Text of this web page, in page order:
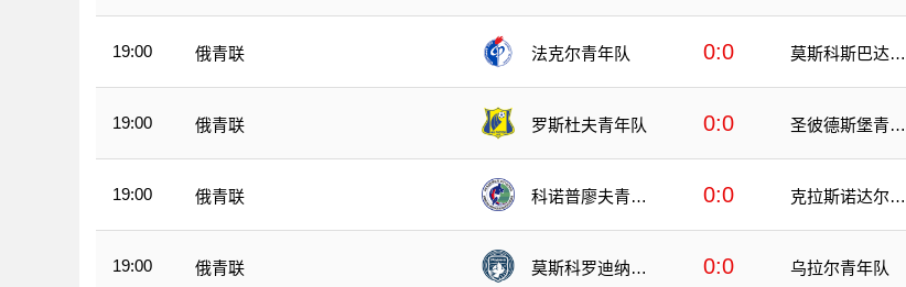
19:00 俄青联 法克尔青年队 0:0
莫斯科斯巴达青
19:00 俄青联 罗斯杜夫青年队 0:0
圣彼德斯堡青年
19:00 俄青联
科诺普廖夫青年
0:0
克拉斯诺达尔青
19:00 俄青联
莫斯科罗迪纳青
0:0 乌拉尔青年队